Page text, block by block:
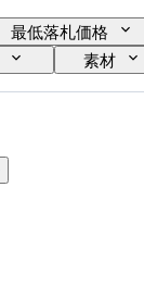
最低落札価格
素材
時代